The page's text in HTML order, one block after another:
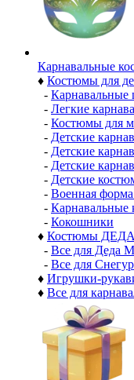
Карнавальные
♦ Костюмы для
- Карнавальные
- Легкие
- Костюмы для
- Детские
- Детские
- Детские
- Детские
- Военная
- Карнавальные
- Кокошники
♦ Костюмы
- Все для Деда
- Все для
♦ Игрушки-
♦ Все для